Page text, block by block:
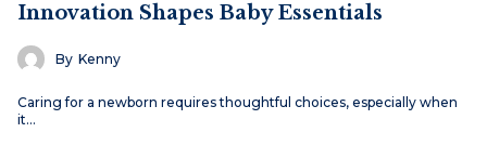
Innovation Shapes Baby Essentials
By Kenny
Caring for a newborn requires thoughtful choices, especially when
it…